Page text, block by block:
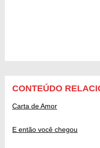
CONTEÚDO
Carta de Amor
E então você chegou